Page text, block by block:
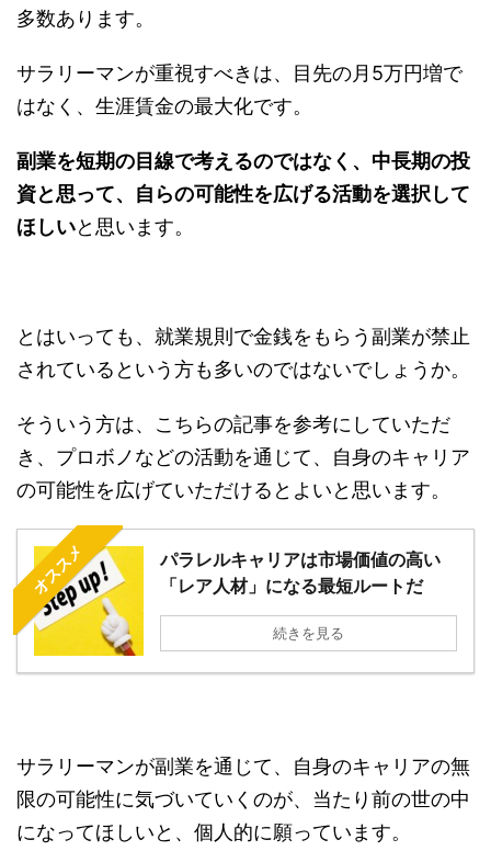
多数あります。
サラリーマンが重視すべきは、目先の月5万円増で
はなく、生涯賃金の最大化です。
副業を短期の目線で考えるのではなく、中長期の投
資と思って、自らの可能性を広げる活動を選択して
ほしいと思います。
とはいっても、就業規則で金銭をもらう副業が禁止
されているという方も多いのではないでしょうか。
そういう方は、こちらの記事を参考にしていただ
き、プロボノなどの活動を通じて、自身のキャリア
の可能性を広げていただけるとよいと思います。
オススメ
パラレルキャリアは市場価値の高い
「レア人材」になる最短ルートだ
続きを見る
サラリーマンが副業を通じて、自身のキャリアの無
限の可能性に気づいていくのが、当たり前の世の中
になってほしいと、個人的に願っています。